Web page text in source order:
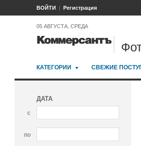
ВОЙТИ Регистрация
05 АВГУСТА, СРЕДА
КАТЕГОРИИ СВЕЖИЕ
ДАТА
с
по